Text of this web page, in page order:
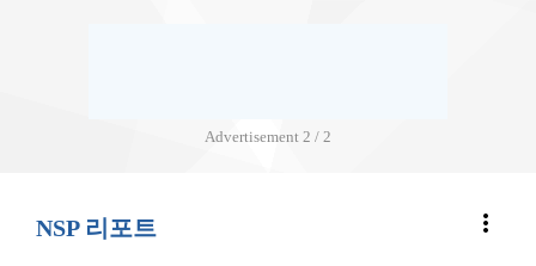
Advertisement 2 / 2
NSP 리포트 more_vert